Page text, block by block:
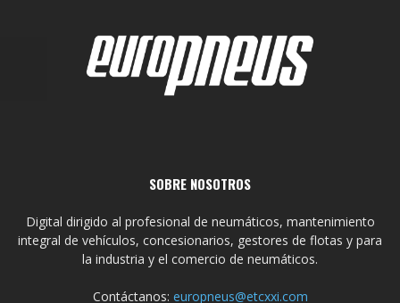
SOBRE NOSOTROS
Digital dirigido al profesional de neumáticos, mantenimiento
integral de vehículos, concesionarios, gestores de flotas y para
la industria y el comercio de neumáticos.
Contáctanos: europneus@etcxxi.com